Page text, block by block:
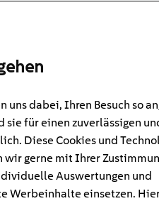
dabei, Ihren Besuch so
für einen zuverlässigen
Diese Cookies und
gerne mit Ihrer
Auswertungen und
Werbeinhalte einsetzen.